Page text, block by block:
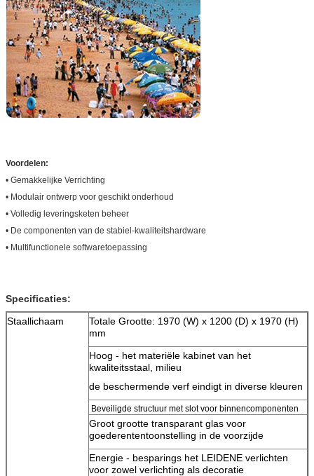
Laat een bericht achter
We bellen je snel terug!
VERZENDEN
Voordelen:
• Gemakkelijke Verrichting
• Modulair ontwerp voor geschikt onderhoud
• Volledig leveringsketen beheer
• De componenten van de stabiel-kwaliteitshardware
• Multifunctionele softwaretoepassing
Specificaties:
Staallichaam
Totale Grootte: 1970 (W) x 1200 (D) x 1970 (H)
mm
Hoog - het materiële kabinet van het
kwaliteitsstaal, milieu
de beschermende verf eindigt in diverse kleuren
Beveiligde structuur met slot voor binnencomponenten
Groot grootte transparant glas voor
goederententoonstelling in de voorzijde
Energie - besparings het LEIDENE verlichten
voor zowel verlichting als decoratie